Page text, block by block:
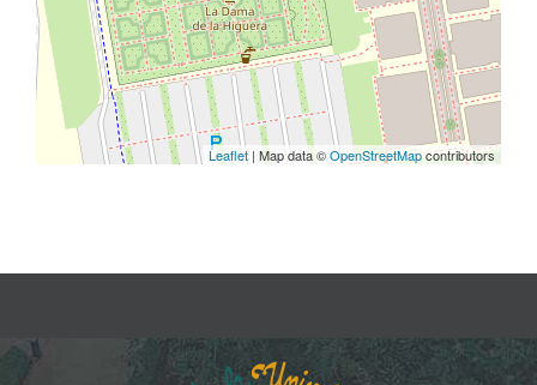
Leaflet | Map data ©OpenStreetMapcontributors